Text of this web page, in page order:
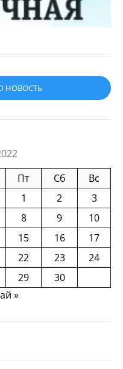
НОВОСТЬ
Пт Сб
Вс
1
2
3
8 9
10
15 16
17
22 23
24
29
30
»